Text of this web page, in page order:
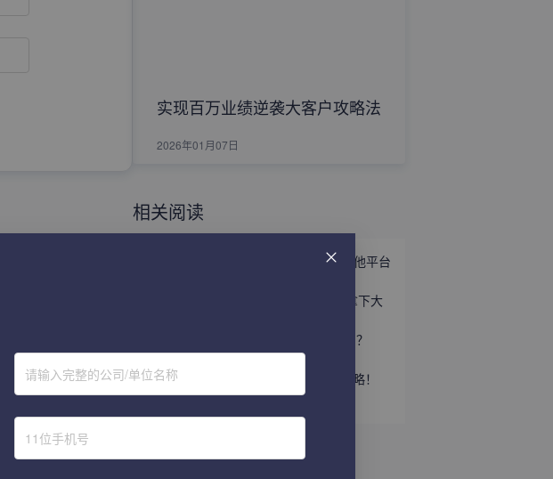
实现百万业绩逆袭大客户攻略法
2026年01月07日
相关阅读
邮件营销功能对比：网易外贸通与其他平台
3-5月展会高峰，这套沟通话术帮你拿下大
EDM是什么？为什么做外贸离不开它？
5一套能让外贸沟通效率翻倍的话术攻略！
62025年中国外贸成绩单出炉
请输入完整的公司/单位名称